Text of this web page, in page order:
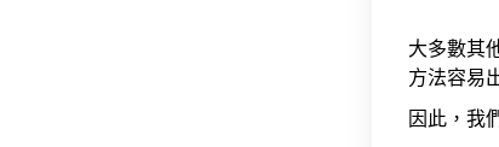
大多數其
方法容易
因此，我